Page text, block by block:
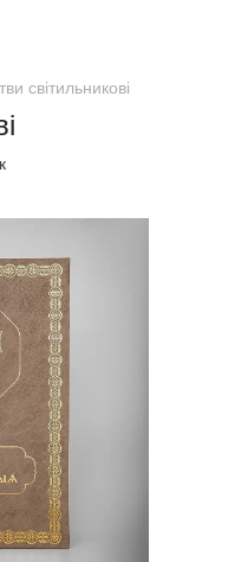
світильникові